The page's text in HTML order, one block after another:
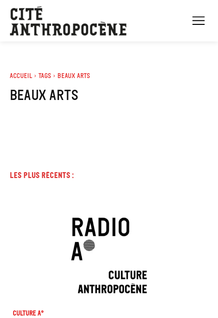
Accueil Tags Beaux Arts
Beaux Arts
Les plus récents :
Culture A°